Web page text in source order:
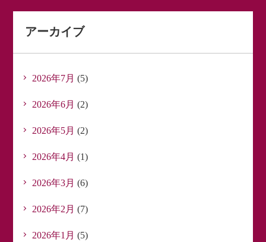
アーカイブ
2026年7月 (5)
2026年6月 (2)
2026年5月 (2)
2026年4月 (1)
2026年3月 (6)
2026年2月 (7)
2026年1月 (5)